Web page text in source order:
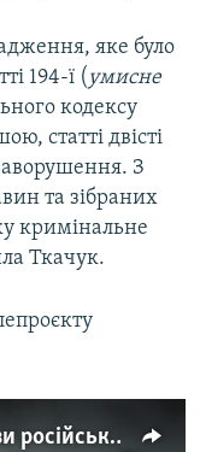
яке було
194-ї ( умисне
кодексу
статті двісті
З
та зібраних
кримінальне
Ткачук.
Вбивали та спалювали? Докази російської брехні